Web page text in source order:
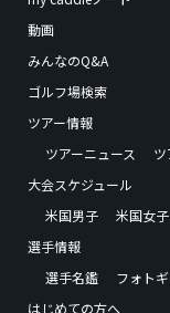
動画
みんなのQ&A
ゴルフ場検索
ツアー情報
ツアーニュース
大会スケジュール
米国男子
米国女子
選手情報
選手名鑑
フォト
はじめての方へ